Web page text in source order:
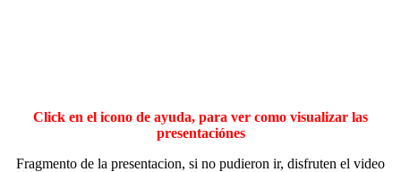
Click en el icono de ayuda, para ver como visualizar las
presentaciónes
Fragmento de la presentacion, si no pudieron ir, disfruten el video